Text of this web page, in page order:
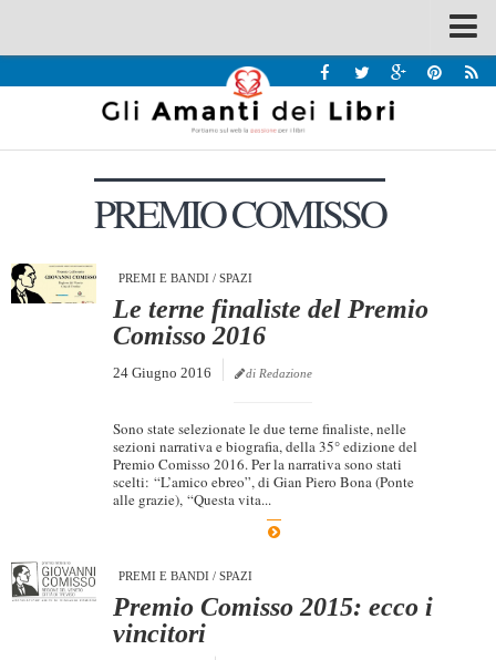
Recensioni
Interviste & Incontri
Chi siamo
Rassegna Stampa
Archivio
PREMIO COMISSO
PREMI E BANDI / SPAZI
Le terne finaliste del Premio
Comisso 2016
24 Giugno 2016 di Redazione
Sono state selezionate le due terne finaliste, nelle
sezioni narrativa e biografia, della 35° edizione del
Premio Comisso 2016. Per la narrativa sono stati
scelti: “L’amico ebreo”, di Gian Piero Bona (Ponte
alle grazie), “Questa vita...
PREMI E BANDI / SPAZI
Premio Comisso 2015: ecco i
vincitori